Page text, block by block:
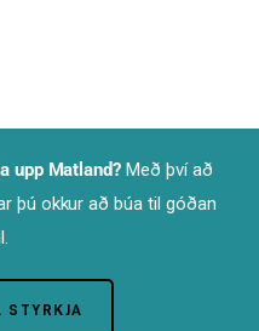
upp Matland?Með því að
þú okkur að búa til góðan
STYRKJA